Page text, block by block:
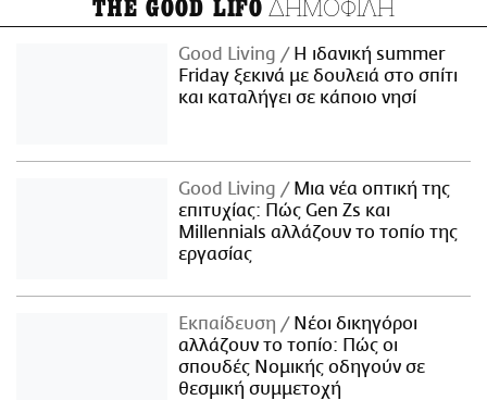
THE GOOD LIFO ΔΗΜΟΦΙΛΗ
Good Living
Η ιδανική summer
Friday ξεκινά με δουλειά στο σπίτι
και καταλήγει σε κάποιο νησί
Good Living
Μια νέα οπτική της
επιτυχίας: Πώς Gen Zs και
Millennials αλλάζουν το τοπίο της
εργασίας
Εκπαίδευση
Νέοι δικηγόροι
αλλάζουν το τοπίο: Πώς οι
σπουδές Νομικής οδηγούν σε
θεσμική συμμετοχή